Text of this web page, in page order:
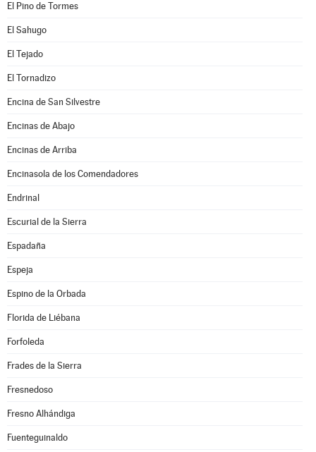
El Pino de Tormes
El Sahugo
El Tejado
El Tornadizo
Encina de San Silvestre
Encinas de Abajo
Encinas de Arriba
Encinasola de los Comendadores
Endrinal
Escurial de la Sierra
Espadaña
Espeja
Espino de la Orbada
Florida de Liébana
Forfoleda
Frades de la Sierra
Fresnedoso
Fresno Alhándiga
Fuenteguinaldo